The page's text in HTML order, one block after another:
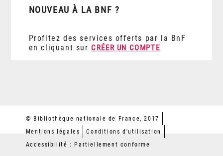
NOUVEAU À LA BNF ?
Profitez des services offerts par la BnF
en cliquant sur CRÉER UN COMPTE
© Bibliothèque nationale de France, 2017
Mentions légales
Conditions d'utilisation
Accessibilité : Partiellement conforme